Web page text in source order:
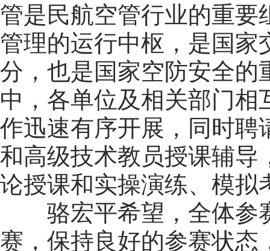
管是民航空管行业的重要
管理的运行中枢，是国家
分，也是国家空防安全的
中，各单位及相关部门
作迅速有序开展，同时聘
和高级技术教员授课辅导
论授课和实操演练、模拟
骆宏平希望，全体参
赛，保持良好的参赛状态